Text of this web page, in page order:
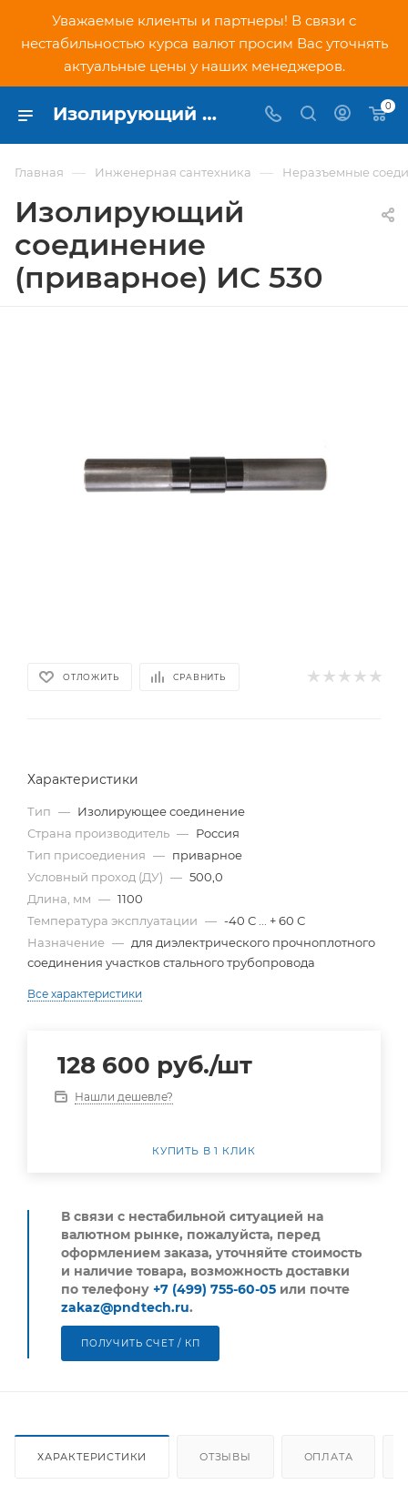
Уважаемые клиенты и партнеры! В связи с
нестабильностью курса валют просим Вас уточнять
актуальные цены у наших менеджеров.
Изолирующий соединение (приварное) ИС 530 - купить по низкой цене в Москве, интернет-магазин PNDtech.ru 0
Главная — Инженерная сантехника — Неразъемные
Изолирующий
соединение
(приварное) ИС 530
ОТЛОЖИТЬ СРАВНИТЬ
Характеристики
Тип — Изолирующее соединение
Страна производитель — Россия
Тип присоедиения — приварное
Условный проход (ДУ) — 500,0
Длина, мм — 1100
Температура эксплуатации — -40 С ... + 60 С
Назначение — для диэлектрического прочноплотного
соединения участков стального трубопровода
Все характеристики
128 600 руб./шт
Нашли дешевле?
КУПИТЬ В 1 КЛИК
В связи с нестабильной ситуацией на
валютном рынке, пожалуйста, перед
оформлением заказа, уточняйте стоимость
и наличие товара, возможность доставки
по телефону +7 (499) 755-60-05 или почте
zakaz@pndtech.ru.
ПОЛУЧИТЬ СЧЕТ / КП
ХАРАКТЕРИСТИКИ ОТЗЫВЫ ОПЛАТА